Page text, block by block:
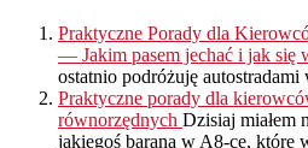
Praktyczne Porady dla
— Jakim pasem jechać i jak się
ostatnio podróżuję autostradami
Praktyczne porady dla
równorzędnych Dzisiaj miałem
jakiegoś barana w A8-ce, które